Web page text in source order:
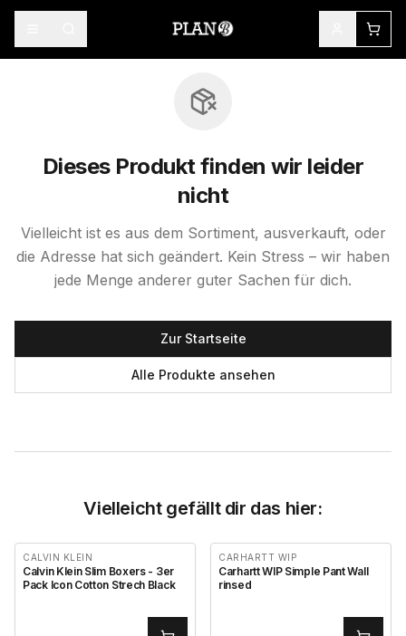
Dieses Produkt finden wir leider
nicht
Vielleicht ist es aus dem Sortiment, ausverkauft, oder
die Adresse hat sich geändert. Kein Stress – wir haben
jede Menge anderer guter Sachen für dich.
Zur Startseite
Alle Produkte ansehen
Vielleicht gefällt dir das hier:
CALVIN KLEIN
Calvin Klein Slim Boxers - 3er
Pack Icon Cotton Strech Black
CARHARTT WIP
Carhartt WIP Simple Pant Wall
rinsed